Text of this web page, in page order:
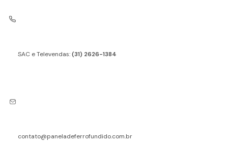
SAC e Televendas:(31) 2626-1384
contato@paneladeferrofundido.com.br